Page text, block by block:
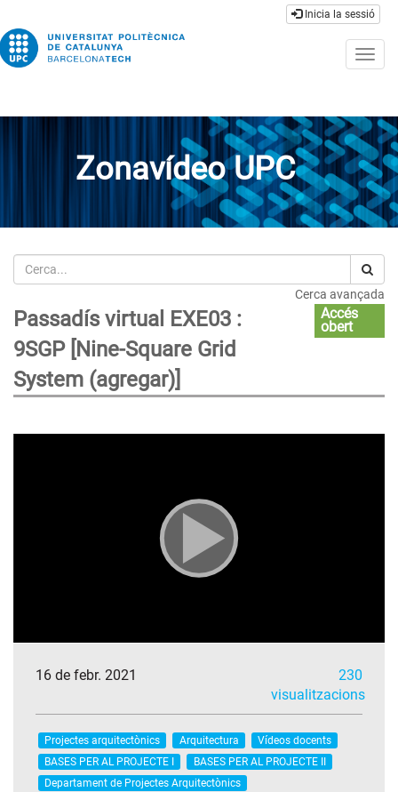
Inicia la sessió
Zonavídeo UPC
Cerca
Cerca avançada
Passadís virtual EXE03 :
9SGP [Nine-Square Grid
System (agregar)]
Accés
obert
16 de febr. 2021
230
visualitzacions
Projectes arquitectònics Arquitectura
Vídeos docents
BASES PER AL PROJECTE I
BASES PER AL PROJECTE II
Departament de Projectes Arquitectònics